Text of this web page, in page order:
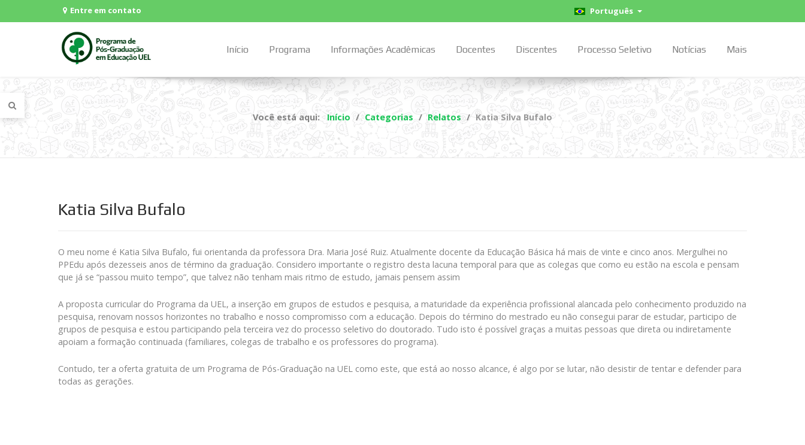
Entre em contato Português
Início Programa Informações Acadêmicas Docentes Discentes Processo Seletivo Notícias Mais
Você está aqui: Início Categorias Relatos Katia Silva Bufalo
Katia Silva Bufalo
O meu nome é Katia Silva Bufalo, fui orientanda da professora Dra. Maria José Ruiz. Atualmente docente da Educação Básica há mais de vinte e cinco anos. Mergulhei no
PPEdu após dezesseis anos de término da graduação. Considero importante o registro desta lacuna temporal para que as colegas que como eu estão na escola e pensam
que já se “passou muito tempo”, que talvez não tenham mais ritmo de estudo, jamais pensem assim
A proposta curricular do Programa da UEL, a inserção em grupos de estudos e pesquisa, a maturidade da experiência profissional alancada pelo conhecimento produzido na
pesquisa, renovam nossos horizontes no trabalho e nosso compromisso com a educação. Depois do término do mestrado eu não consegui parar de estudar, participo de
grupos de pesquisa e estou participando pela terceira vez do processo seletivo do doutorado. Tudo isto é possível graças a muitas pessoas que direta ou indiretamente
apoiam a formação continuada (familiares, colegas de trabalho e os professores do programa).
Contudo, ter a oferta gratuita de um Programa de Pós-Graduação na UEL como este, que está ao nosso alcance, é algo por se lutar, não desistir de tentar e defender para
todas as gerações.